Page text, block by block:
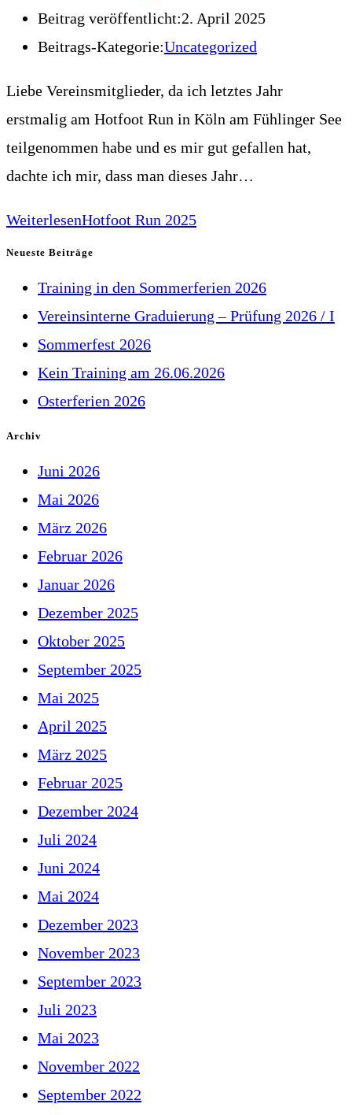
Beitrag veröffentlicht:2. April 2025
Beitrags-Kategorie:Uncategorized
Liebe Vereinsmitglieder, da ich letztes Jahr
erstmalig am Hotfoot Run in Köln am Fühlinger See
teilgenommen habe und es mir gut gefallen hat,
dachte ich mir, dass man dieses Jahr…
WeiterlesenHotfoot Run 2025
Neueste Beiträge
Training in den Sommerferien 2026
Vereinsinterne Graduierung – Prüfung 2026 / I
Sommerfest 2026
Kein Training am 26.06.2026
Osterferien 2026
Archiv
Juni 2026
Mai 2026
März 2026
Februar 2026
Januar 2026
Dezember 2025
Oktober 2025
September 2025
Mai 2025
April 2025
März 2025
Februar 2025
Dezember 2024
Juli 2024
Juni 2024
Mai 2024
Dezember 2023
November 2023
September 2023
Juli 2023
Mai 2023
November 2022
September 2022